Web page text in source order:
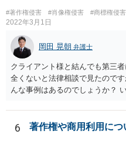
#著作権侵害 #肖像権侵害 #商標権侵害
2022年3月1日
岡田 晃朝 弁護士
クライアント様と結んでも第三
全くないと法律相談で見たので
んな事例はあるのでしょうか？
6 著作権や商用利用につ